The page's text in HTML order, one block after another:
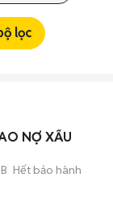
lọc
NỢ XẤU
Hết bảo hành